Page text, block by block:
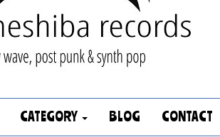
CATEGORY BLOG CONTACT